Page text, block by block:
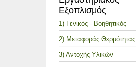
Εξοπλισμός
1) Γενικός - Βοηθητικός
2) Μεταφοράς Θερμότητας
3) Αντοχής Υλικών